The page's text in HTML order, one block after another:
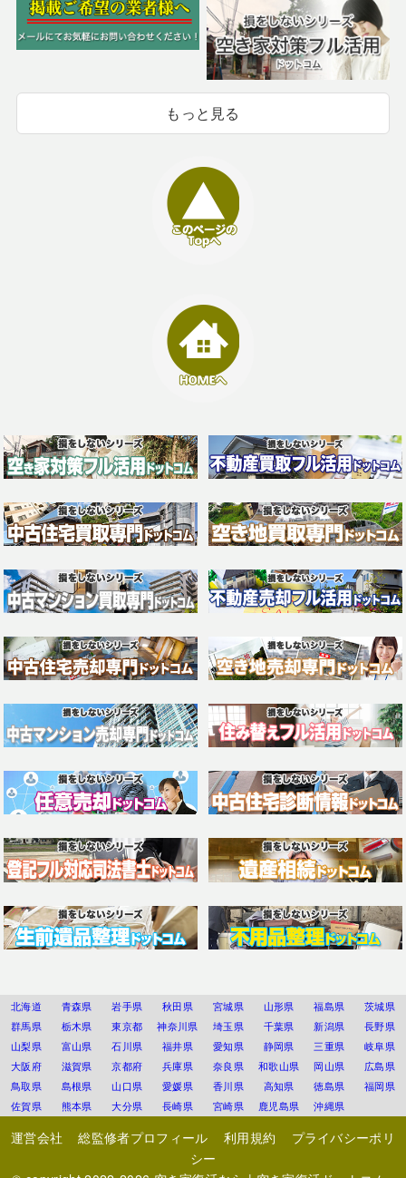
もっと見る
北海道 青森県 岩手県 秋田県 宮城県 山形県 福島県
茨城県
群馬県
栃木県 東京都 神奈川県 埼玉県 千葉県 新潟県
長野県
山梨県
富山県 石川県 福井県 愛知県 静岡県 三重県
岐阜県
大阪府
滋賀県 京都府 兵庫県 奈良県 和歌山県 岡山県
広島県
鳥取県
島根県 山口県 愛媛県 香川県 高知県 徳島県
福岡県
佐賀県
熊本県 大分県 長崎県 宮崎県 鹿児島県 沖縄県
運営会社 総監修者プロフィール 利用規約
プライバシーポリ
シー